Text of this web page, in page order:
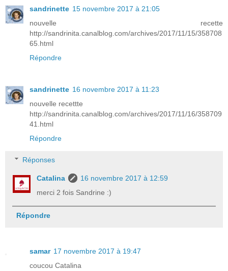
sandrinette 15 novembre 2017 à 21:05
nouvelle recette
http://sandrinita.canalblog.com/archives/2017/11/15/358708
65.html
Répondre
sandrinette 16 novembre 2017 à 11:23
nouvelle recettte
http://sandrinita.canalblog.com/archives/2017/11/16/358709
41.html
Répondre
Réponses
Catalina
16 novembre 2017 à 12:59
merci 2 fois Sandrine :)
Répondre
samar 17 novembre 2017 à 19:47
coucou Catalina